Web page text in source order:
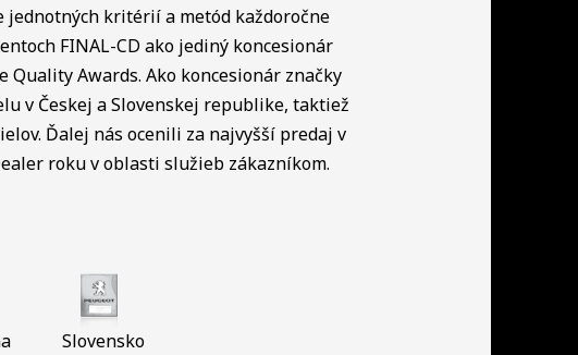
jednotných kritérií a metód každoročne
FINAL-CD ako jediný koncesionár
Quality Awards. Ako koncesionár značky
v Českej a Slovenskej republike, taktiež
Ďalej nás ocenili za najvyšší predaj v
roku v oblasti služieb zákazníkom.
Slovensko